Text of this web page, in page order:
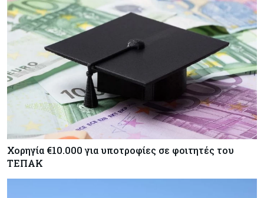
Χορηγία €10.000 για υποτροφίες σε φοιτητές του
ΤΕΠΑΚ